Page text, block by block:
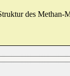
des